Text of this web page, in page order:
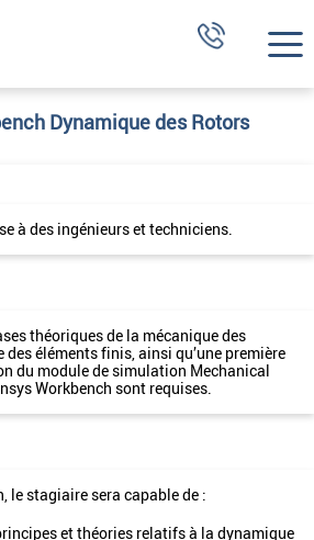
Dynamique des Rotors
à des ingénieurs et techniciens.
théoriques de la mécanique des
éléments finis, ainsi qu’une première
du module de simulation Mechanical
Workbench sont requises.
le stagiaire sera capable de :
et théories relatifs à la dynamique